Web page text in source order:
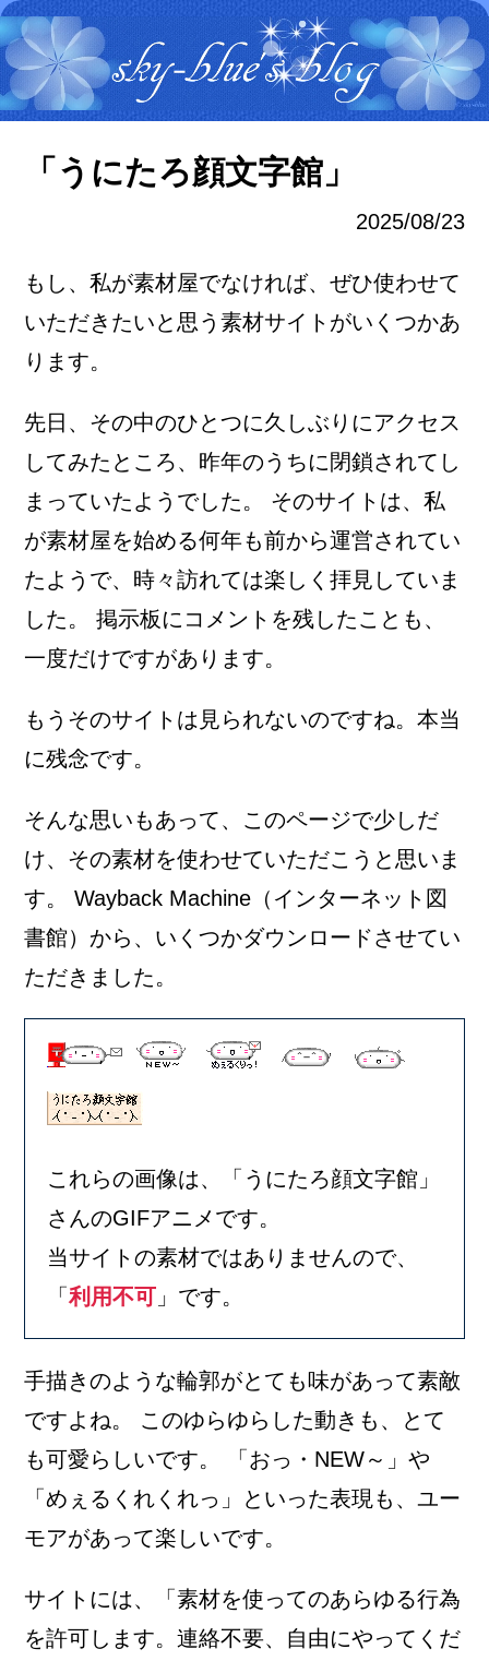
「うにたろ顔文字館」
2025/08/23
もし、私が素材屋でなければ、ぜひ使わせて
いただきたいと思う素材サイトがいくつかあ
ります。
先日、その中のひとつに久しぶりにアクセス
してみたところ、昨年のうちに閉鎖されてし
まっていたようでした。 そのサイトは、私
が素材屋を始める何年も前から運営されてい
たようで、時々訪れては楽しく拝見していま
した。 掲示板にコメントを残したことも、
一度だけですがあります。
もうそのサイトは見られないのですね。本当
に残念です。
そんな思いもあって、このページで少しだ
け、その素材を使わせていただこうと思いま
す。 Wayback Machine（インターネット図
書館）から、いくつかダウンロードさせてい
ただきました。
これらの画像は、「うにたろ顔文字館」
さんのGIFアニメです。
当サイトの素材ではありませんので、
「利用不可 」です。
手描きのような輪郭がとても味があって素敵
ですよね。 このゆらゆらした動きも、とて
も可愛らしいです。 「おっ・NEW～」や
「めぇるくれくれっ」といった表現も、ユー
モアがあって楽しいです。
サイトには、「素材を使ってのあらゆる行為
を許可します。連絡不要、自由にやってくだ